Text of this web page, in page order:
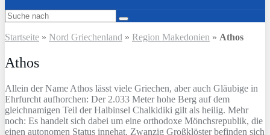
Startseite » Nord Griechenland » Region Makedonien » Athos
Athos
Allein der Name Athos lässt viele Griechen, aber auch Gläubige in
Ehrfurcht aufhorchen: Der 2.033 Meter hohe Berg auf dem
gleichnamigen Teil der Halbinsel Chalkidiki gilt als heilig. Mehr
noch: Es handelt sich dabei um eine orthodoxe Mönchsrepublik, die
einen autonomen Status innehat. Zwanzig Großklöster befinden sich